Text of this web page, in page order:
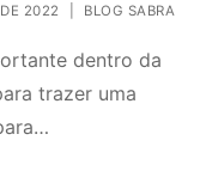
2022 BLOG SABRA
dentro da
trazer uma